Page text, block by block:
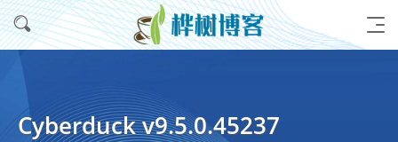
Cyberduck v9.5.0.45237